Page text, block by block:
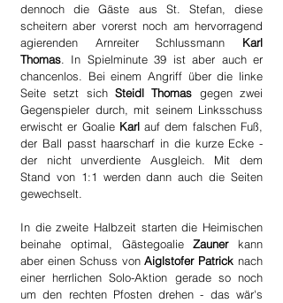
dennoch die Gäste aus St. Stefan, diese
scheitern aber vorerst noch am hervorragend
agierenden Arnreiter Schlussmann Karl
Thomas. In Spielminute 39 ist aber auch er
chancenlos. Bei einem Angriff über die linke
Seite setzt sich Steidl Thomas gegen zwei
Gegenspieler durch, mit seinem Linksschuss
erwischt er Goalie Karl auf dem falschen Fuß,
der Ball passt haarscharf in die kurze Ecke -
der nicht unverdiente Ausgleich. Mit dem
Stand von 1:1 werden dann auch die Seiten
gewechselt.
In die zweite Halbzeit starten die Heimischen
beinahe optimal, Gästegoalie Zauner kann
aber einen Schuss von Aiglstofer Patrick nach
einer herrlichen Solo-Aktion gerade so noch
um den rechten Pfosten drehen - das wär's